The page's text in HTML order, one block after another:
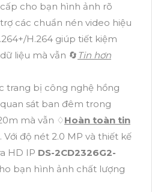
cho bạn hình ảnh rõ
các chuẩn nén video hiệu
H.264 giúp tiết kiệm
liệu mà vẫn 🔄 Tin hơn
trang bị công nghệ hồng
sát ban đêm trong
mà vẫn ♢Hoàn toàn tin
độ nét 2.0 MP và thiết kế
HD IP DS-2CD2326G2-
bạn hình ảnh chất lượng